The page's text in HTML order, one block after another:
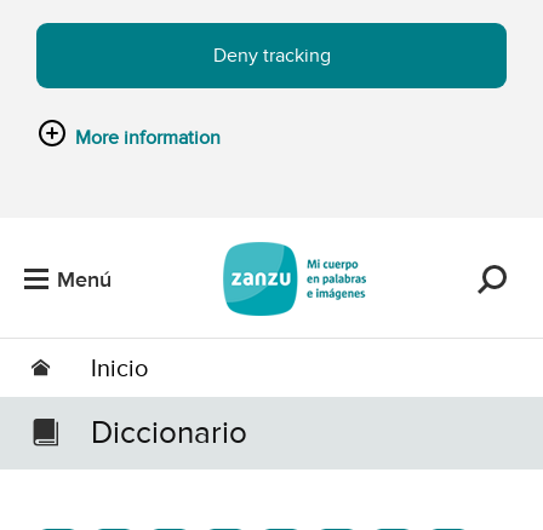
Deny tracking
More information
Menú
Inicio
Diccionario